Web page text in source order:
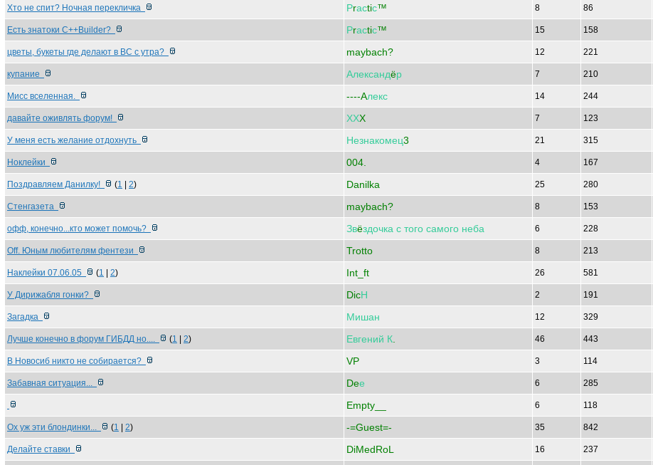
Хто не спит? Ночная перекличка Рrасtiс™ 8 86
Есть знатоки С++Builder? Рrасtiс™ 15 158
цветы, букеты где делают в ВС с утра? maybach? 12 221
купание Александёр 7 210
Мисс вселенная. ----Aлекс 14 244
давайте оживлять форум! ХХX 7 123
У меня есть желание отдохнуть Незнакомец3 21 315
Ноклейки 004. 4 167
Поздравляем Данилку! (1 2) Danilka 25 280
Стенгазета maybach? 8 153
офф, конечно...кто может помочь? Звёздочка с того самого неба 6 228
Off. Юным любителям фентези Trotto 8 213
Наклейки 07.06.05 (1 2) Int_ft 26 581
У Дирижабля гонки? DicН 2 191
Загадка Мишан 12 329
Лучше конечно в форум ГИБДД но.... (1 2) Евгений К 46 443
В Новосиб никто не собирается? VP 3 114
Забавная ситуация... Deе 6 285
Empty__ 6 118
Ох уж эти блондинки... (1 2) -=Guest=- 35 842
Делайте ставки DiMedRoL 16 237